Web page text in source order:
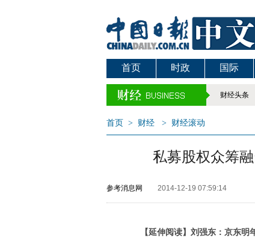
首页 时政 国际
财经头条
首页 > 财经 > 财经滚动
私募股权众筹
参考消息网 2014-12-19 07:59:14
【延伸阅读】刘强东：京东